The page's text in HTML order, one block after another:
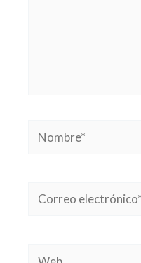
Nombre*
Correo
Web